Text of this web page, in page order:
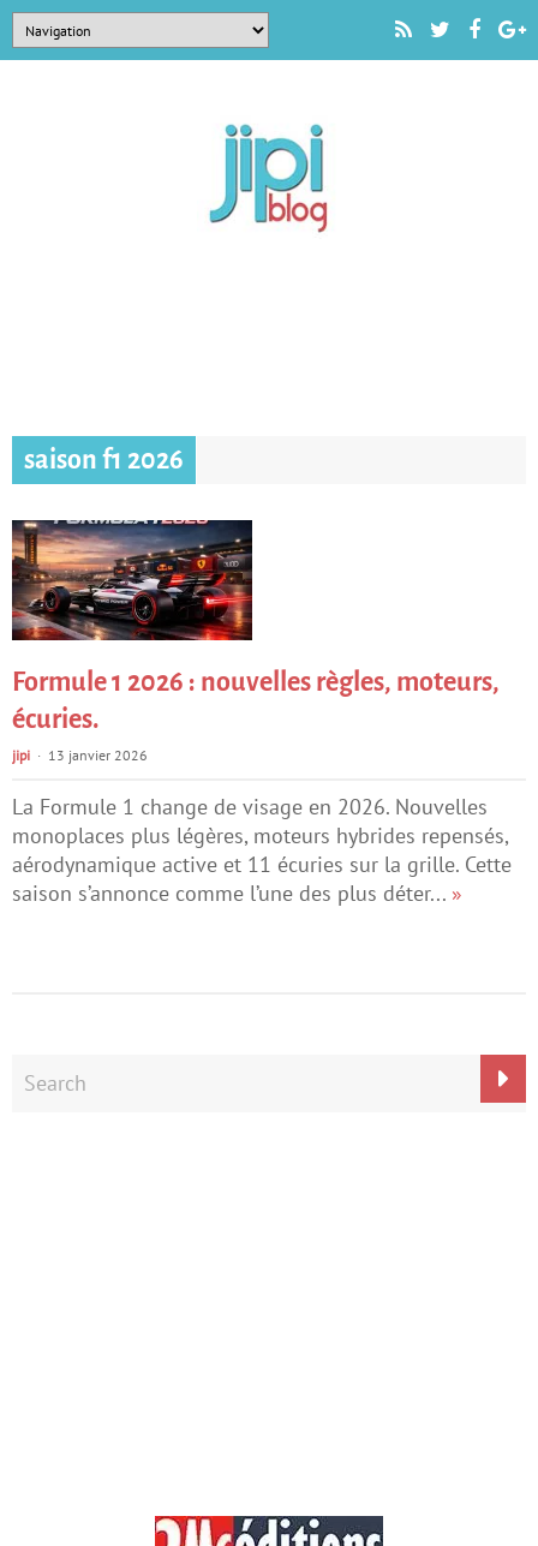
saison f1 2026
Formule 1 2026 : nouvelles règles, moteurs,
écuries.
jipi 13 janvier 2026
La Formule 1 change de visage en 2026. Nouvelles
monoplaces plus légères, moteurs hybrides repensés,
aérodynamique active et 11 écuries sur la grille. Cette
saison s’annonce comme l’une des plus déter... »